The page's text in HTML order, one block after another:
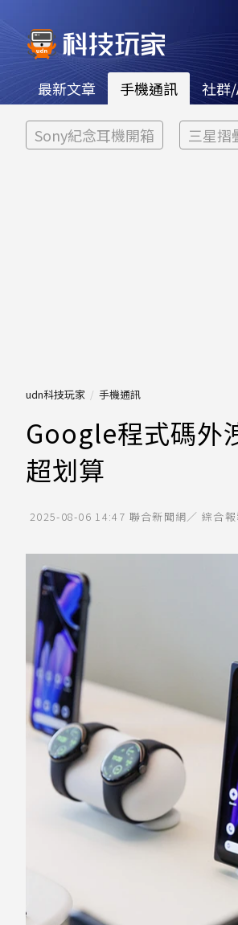
最新文章 手機通訊 社群
Sony紀念耳機開箱 三星摺
udn科技玩家 手機通訊
Google程式碼外
超划算
2025-08-06 14:47 聯合新聞網／ 綜合報